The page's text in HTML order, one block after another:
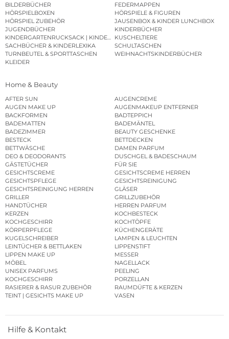
BILDERBÜCHER
FEDERMAPPEN
HÖRSPIELBOXEN
HÖRSPIELE & FIGUREN
HÖRSPIEL ZUBEHÖR
JAUSENBOX & KINDER LUNCHBOX
JUGENDBÜCHER
KINDERBÜCHER
KINDERGARTENRUCKSACK | KINDERGARTENBEUTEL
KUSCHELTIERE
SACHBÜCHER & KINDERLEXIKA
SCHULTASCHEN
TURNBEUTEL & SPORTTASCHEN
WEIHNACHTSKINDERBÜCHER
KLEIDER
Home & Beauty
AFTER SUN
AUGENCREME
AUGEN MAKE UP
AUGENMAKEUP ENTFERNER
BACKFORMEN
BADTEPPICH
BADEMATTEN
BADEMÄNTEL
BADEZIMMER
BEAUTY GESCHENKE
BESTECK
BETTDECKEN
BETTWÄSCHE
DAMEN PARFUM
DEO & DEODORANTS
DUSCHGEL & BADESCHAUM
GÄSTETÜCHER
FÜR SIE
GESICHTSCREME
GESICHTSCREME HERREN
GESICHTSPFLEGE
GESICHTSREINIGUNG
GESICHTSREINIGUNG HERREN
GLÄSER
GRILLER
GRILLZUBEHÖR
HANDTÜCHER
HERREN PARFUM
KERZEN
KOCHBESTECK
KOCHGESCHIRR
KOCHTÖPFE
KÖRPERPFLEGE
KÜCHENGERÄTE
KUGELSCHREIBER
LAMPEN & LEUCHTEN
LEINTÜCHER & BETTLAKEN
LIPPENSTIFT
LIPPEN MAKE UP
MESSER
MÖBEL
NAGELLACK
UNISEX PARFUMS
PEELING
KOCHGESCHIRR
PORZELLAN
RASIERER & RASUR ZUBEHÖR
RAUMDÜFTE & KERZEN
TEINT | GESICHTS MAKE UP
VASEN
Hilfe & Kontakt